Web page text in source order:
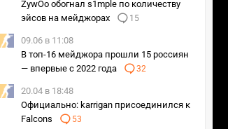
ZywOo обогнал s1mple по количеству
эйсов на мейджорах
15
09.06 в 11:08
В топ-16 мейджора прошли 15 россиян
— впервые с 2022 года
32
20.04 в 18:48
Официально: karrigan присоединился к
Falcons
53